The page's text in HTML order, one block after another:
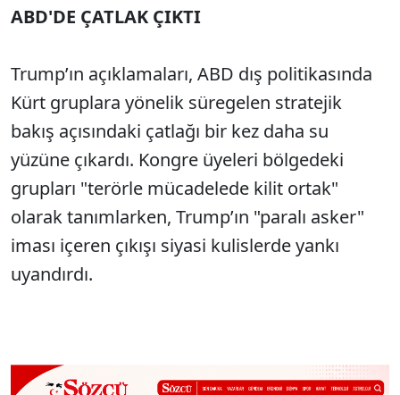
ABD'DE ÇATLAK ÇIKTI
Trump’ın açıklamaları, ABD dış politikasında
Kürt gruplara yönelik süregelen stratejik
bakış açısındaki çatlağı bir kez daha su
yüzüne çıkardı. Kongre üyeleri bölgedeki
grupları "terörle mücadelede kilit ortak"
olarak tanımlarken, Trump’ın "paralı asker"
iması içeren çıkışı siyasi kulislerde yankı
uyandırdı.